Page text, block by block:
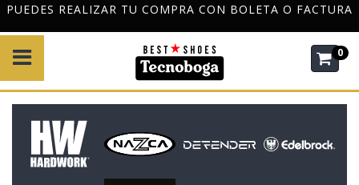
DESPACHO GRATIS A TODO CHILE POR COMPRAS
0